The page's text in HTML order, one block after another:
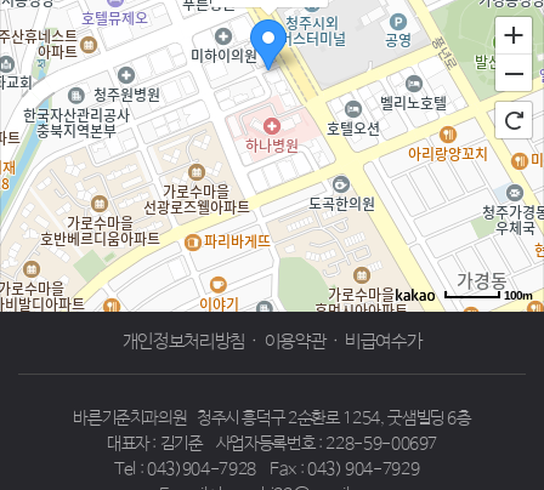
100m
로드뷰 길찾기
개인정보처리방침 · 이용약관 · 비급여수가
바른기준치과의원
청주시 흥덕구 2순환로 1254, 굿샘빌딩 6층
대표자 : 김기준
사업자등록번호 : 228-59-00697
Tel : 043)904-7928
Fax : 043) 904-7929